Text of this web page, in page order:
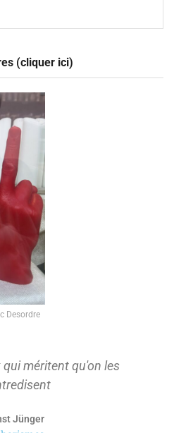
(cliquer ici)
Desordre
que ce qu'on a d'abord
pour le considérer.
Ricoeur